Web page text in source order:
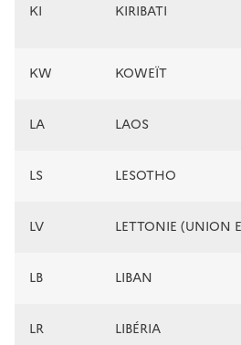
KI KIRIBATI
KW KOWEÏT
LA LAOS
LS LESOTHO
LV LETTONIE (UNION
LB LIBAN
LR LIBÉRIA